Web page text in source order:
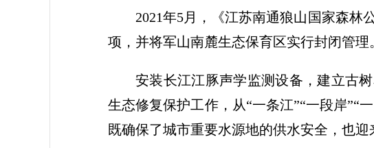
2021年5月，《江苏南通狼山国家森林
项，并将军山南麓生态保育区实行封闭管理
安装长江江豚声学监测设备，建立古
生态修复保护工作，从“一条江”“一段岸”“
既确保了城市重要水源地的供水安全，也迎